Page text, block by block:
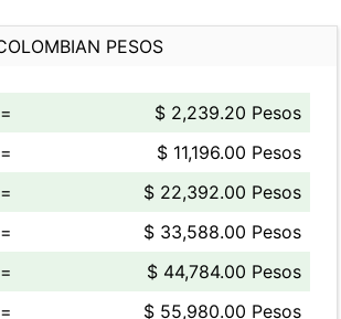
PESOS
=
$ 2,239.20 Pesos
=
$ 11,196.00 Pesos
=
$ 22,392.00 Pesos
=
$ 33,588.00 Pesos
=
$ 44,784.00 Pesos
=
$ 55,980.00 Pesos